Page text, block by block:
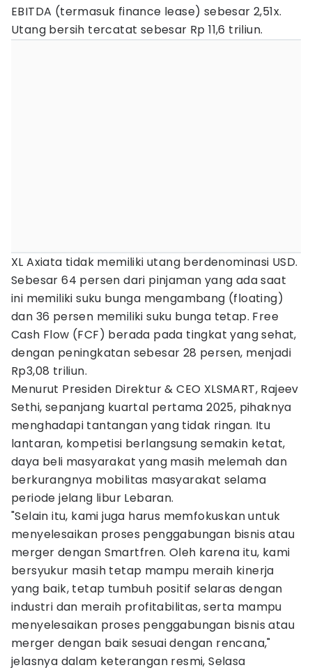
EBITDA (termasuk finance lease) sebesar 2,51x.
Utang bersih tercatat sebesar Rp 11,6 triliun.
XL Axiata tidak memiliki utang berdenominasi USD.
Sebesar 64 persen dari pinjaman yang ada saat
ini memiliki suku bunga mengambang (floating)
dan 36 persen memiliki suku bunga tetap. Free
Cash Flow (FCF) berada pada tingkat yang sehat,
dengan peningkatan sebesar 28 persen, menjadi
Rp3,08 triliun.
Menurut Presiden Direktur & CEO XLSMART, Rajeev
Sethi, sepanjang kuartal pertama 2025, pihaknya
menghadapi tantangan yang tidak ringan. Itu
lantaran, kompetisi berlangsung semakin ketat,
daya beli masyarakat yang masih melemah dan
berkurangnya mobilitas masyarakat selama
periode jelang libur Lebaran.
"Selain itu, kami juga harus memfokuskan untuk
menyelesaikan proses penggabungan bisnis atau
merger dengan Smartfren. Oleh karena itu, kami
bersyukur masih tetap mampu meraih kinerja
yang baik, tetap tumbuh positif selaras dengan
industri dan meraih profitabilitas, serta mampu
menyelesaikan proses penggabungan bisnis atau
merger dengan baik sesuai dengan rencana,"
jelasnya dalam keterangan resmi, Selasa